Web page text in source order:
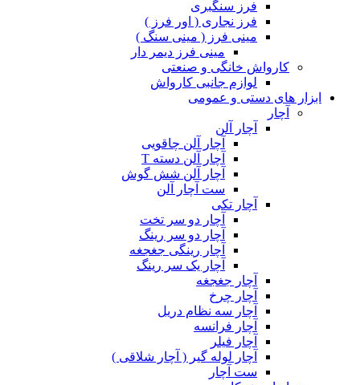
فرز سنگبری
فرز نجاری ( اور فرز )
مینی فرز ( مینی سنگ )
مینی فرز دیمر دار
کارواش خانگی و صنعتی
لوازم جانبی کارواش
ابزار های دستی و عمومی
آچار
آچار آلن
آچار آلن چاقویی
آچار آلن دسته T
آچار آلن شش گوش
ست آچار آلن
آچار تکی
آچار دو سر تخت
آچار دو سر رینگ
آچار رینگی جغجغه
آچار یک سر رینگ
آچار جغجغه
آچار چرخ
آچار سه نظام دریل
آچار فرانسه
آچار فیلر
آچار لوله گیر ( آچار شلاقی )
ست آچار